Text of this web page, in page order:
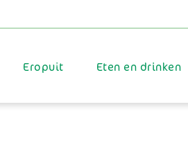
Eropuit Eten en drinken